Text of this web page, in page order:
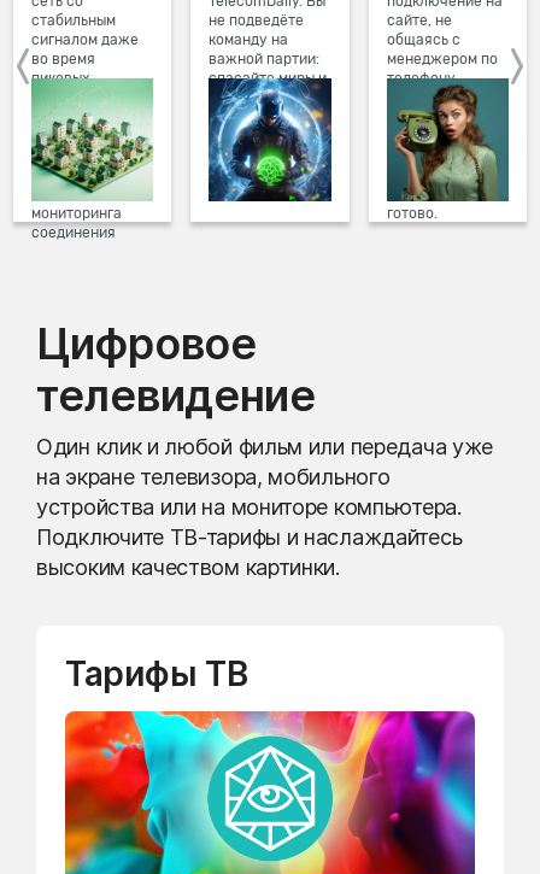
стабильным
сигналом даже
во время
пиковых
нагрузок в
вечернее время.
Мы постоянно
обновляем наше
оборудование в
домах, а система
мониторинга
соединения
не подведёте
команду на
важной партии:
спасайте миры и
побеждайте с
друзьями в
онлайн-играх.
сайте, не
общаясь с
менеджером по
телефону.
Просто в три
клика заполните
форму заявки на
сайте, выберите
дату и время
подключения,
готово.
Цифровое
телевидение
Один клик и любой фильм или передача уже
на экране телевизора, мобильного
устройства или на мониторе компьютера.
Подключите ТВ-тарифы и наслаждайтесь
высоким качеством картинки.
Тарифы ТВ